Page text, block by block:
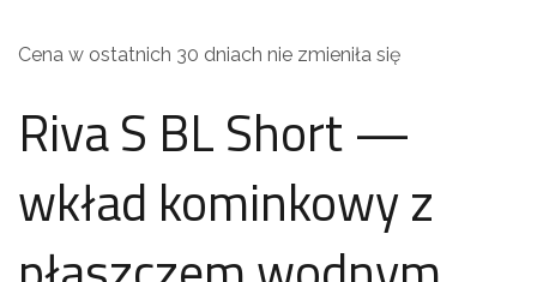
Cena w ostatnich 30 dniach nie zmieniła się
Riva S BL Short —
wkład kominkowy z